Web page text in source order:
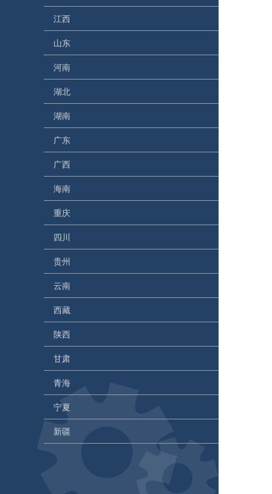
江西
山东
河南
湖北
湖南
广东
广西
海南
重庆
四川
贵州
云南
西藏
陕西
甘肃
青海
宁夏
新疆